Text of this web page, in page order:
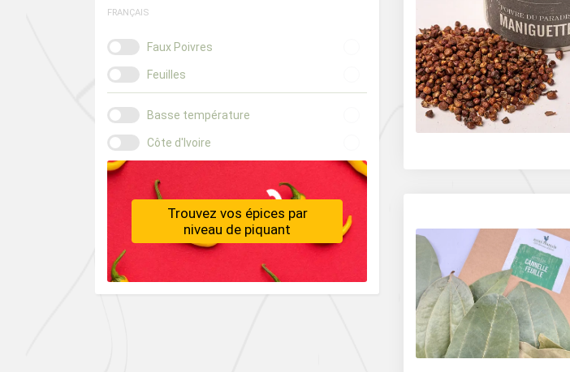
FRANÇAIS
Faux Poivres
Feuilles
Basse température
Côte d'Ivoire
Trouvez vos épices par
niveau de piquant